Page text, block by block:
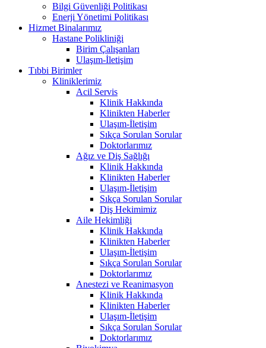
Bilgi Güvenliği Politikası
Enerji Yönetimi Politikası
Hizmet Binalarımız
Hastane Polikliniği
Birim Çalışanları
Ulaşım-İletişim
Tıbbi Birimler
Kliniklerimiz
Acil Servis
Klinik Hakkında
Klinikten Haberler
Ulaşım-İletişim
Sıkça Sorulan Sorular
Doktorlarımız
Ağız ve Diş Sağlığı
Klinik Hakkında
Klinikten Haberler
Ulaşım-İletişim
Sıkça Sorulan Sorular
Diş Hekimimiz
Aile Hekimliği
Klinik Hakkında
Klinikten Haberler
Ulaşım-İletişim
Sıkça Sorulan Sorular
Doktorlarımız
Anestezi ve Reanimasyon
Klinik Hakkında
Klinikten Haberler
Ulaşım-İletişim
Sıkça Sorulan Sorular
Doktorlarımız